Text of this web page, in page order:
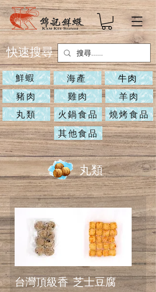
​丸類
台灣頂級香 芝士豆腐
快速搜尋
鮮蝦 海產
牛肉
雞肉
豬肉
丸類
燒烤食品
其他食品
火鍋食品
羊肉